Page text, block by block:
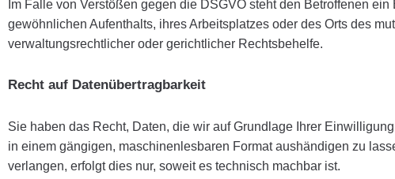
Im Falle von Verstößen gegen die DSGVO steht den Betroffenen
gewöhnlichen Aufenthalts, ihres Arbeitsplatzes oder des Orts des
verwaltungsrechtlicher oder gerichtlicher Rechtsbehelfe.
Recht auf Datenübertragbarkeit
Sie haben das Recht, Daten, die wir auf Grundlage Ihrer
in einem gängigen, maschinenlesbaren Format aushändigen zu
verlangen, erfolgt dies nur, soweit es technisch machbar ist.